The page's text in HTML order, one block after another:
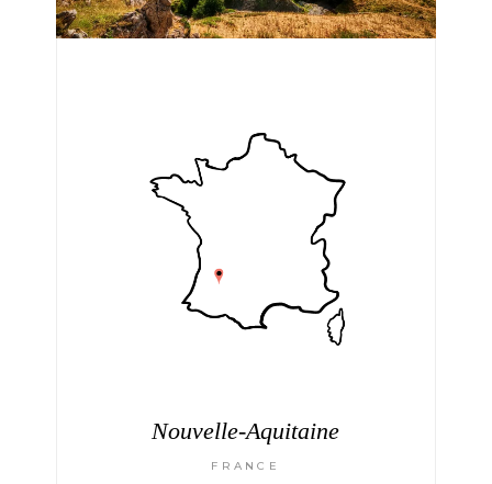
Nouvelle-Aquitaine
FRANCE